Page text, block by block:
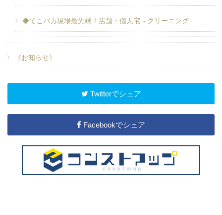
◆てこパカ現場最先端！店舗・個人宅～クリーニング
《お知らせ》
Twitterでシェア
Facebookでシェア